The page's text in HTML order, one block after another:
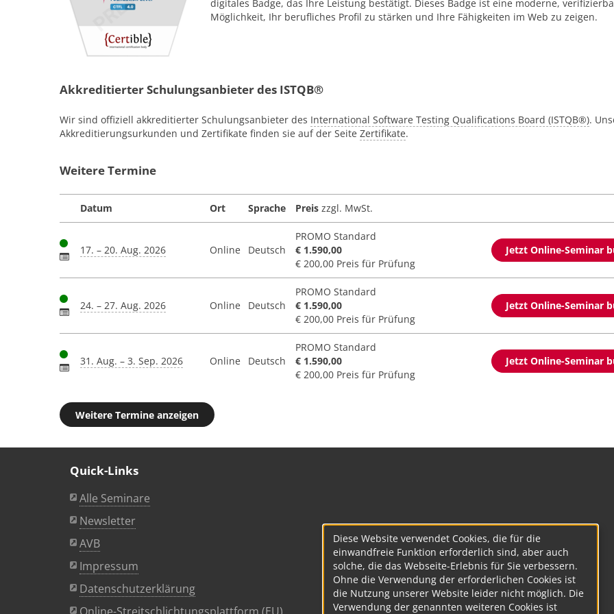
digitales Badge, das Ihre Leistung bestätigt. Dieses Badge ist eine moderne,
Möglichkeit, Ihr berufliches Profil zu stärken und Ihre Fähigkeiten im Web zu zeigen.
Akkreditierter Schulungsanbieter des ISTQB®
Wir sind offiziell akkreditierter Schulungsanbieter des International Software Testing Qualifications Board (ISTQB®).
Akkreditierungsurkunden und Zertifikate finden sie auf der Seite Zertifikate.
Weitere Termine
Datum Ort Sprache Preis zzgl. MwSt.
17. – 20. Aug. 2026 Online Deutsch
PROMO Standard
€ 1.590,00
€ 200,00 Preis für Prüfung
Jetzt Online-Seminar
24. – 27. Aug. 2026 Online Deutsch
PROMO Standard
€ 1.590,00
€ 200,00 Preis für Prüfung
Jetzt Online-Seminar
31. Aug. – 3. Sep. 2026 Online Deutsch
PROMO Standard
€ 1.590,00
€ 200,00 Preis für Prüfung
Jetzt Online-Seminar
Weitere Termine anzeigen
Quick-Links
Alle Seminare
Newsletter
AVB
Impressum
Datenschutzerklärung
Diese Website verwendet Cookies, die für die
einwandfreie Funktion erforderlich sind, aber auch
solche, die das Webseite-Erlebnis für Sie verbessern.
Ohne die Verwendung der erforderlichen Cookies ist
die Nutzung unserer Website leider nicht möglich. Die
Verwendung der genannten weiteren Cookies ist